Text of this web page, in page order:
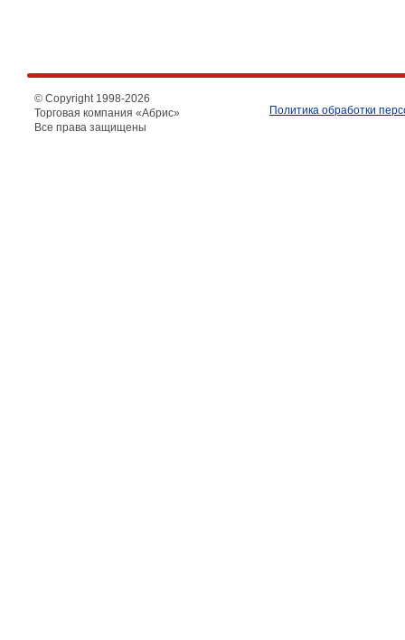
© Copyright 1998-2026
Торговая компания «Абрис»
Все права защищены
Политика обработки